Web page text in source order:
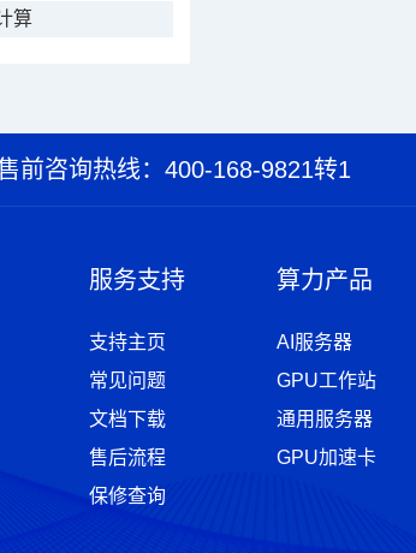
算
前咨询热线：400-168-9821转1
服务支持
支持主页
常见问题
文档下载
售后流程
保修查询
算力产品
AI服务器
GPU工作站
通用服务器
GPU加速卡